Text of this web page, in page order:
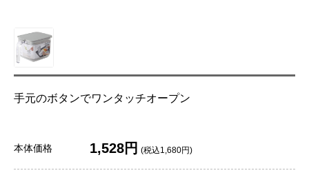
手元のボタンでワンタッチオープン
本体価格 1,528円 (税込1,680円)